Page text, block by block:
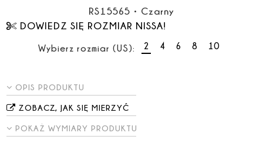
RS15565 • Czarny
DOWIEDZ SIĘ ROZMIAR NISSA!
Wybierz rozmiar (US): 2 4 6 8 10
OPIS PRODUKTU
ZOBACZ, JAK SIĘ MIERZYĆ
POKAŻ WYMIARY PRODUKTU